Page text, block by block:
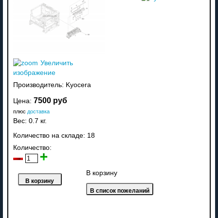
Увеличить
изображение
Производитель: Kyocera
Цена: 7500 руб
плюс доставка
Вес: 0.7 кг.
Количество на складе: 18
Количество:
В корзину